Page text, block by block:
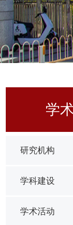
学
研究机构
学科建设
学术活动